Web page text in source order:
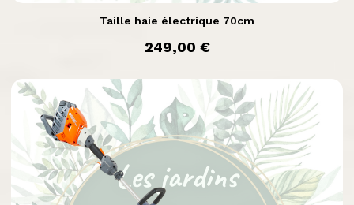
Taille haie électrique 70cm
prix
249,00 €